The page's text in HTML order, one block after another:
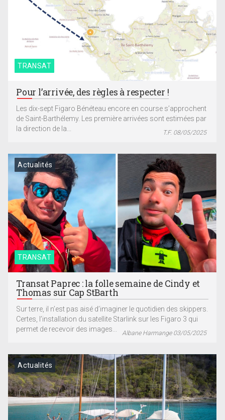
TRANSAT
Pour l’arrivée, des règles à respecter !
Les dix-sept Figaro Bénéteau encore en course s’approchent
de Saint-Barthélemy. Les première arrivées sont estimées par
la direction de la...
T.F. 08/05/2025
TRANSAT
Actualités
Transat Paprec : la folle semaine de Cindy et
Thomas sur Cap StBarth
Sur terre, il n’est pas aisé d’imaginer le quotidien des skippers.
Certes, l’installation du satellite Starlink sur les Figaro 3 qui
permet de recevoir des images...
Albane Harmange 03/05/2025
Actualités